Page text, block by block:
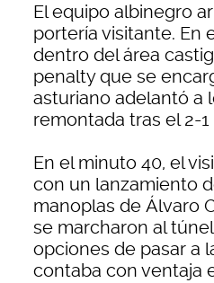
El equipo albinegro
portería visitante. En
dentro del área
penalty que se
asturiano adelantó a
remontada tras el 2-
En el minuto 40, el
con un lanzamiento
manoplas de Álvaro
se marcharon al
opciones de pasar a
contaba con ventaja